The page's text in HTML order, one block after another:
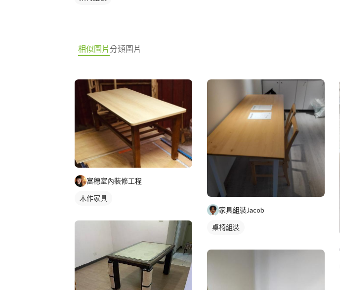
相似圖片分類圖片
富穗室內裝修工程
木作家具
家具組裝Jacob
桌椅組裝